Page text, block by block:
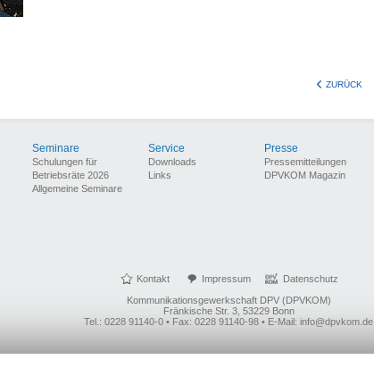
ZURÜCK
Seminare
Schulungen für
Betriebsräte 2026
Allgemeine Seminare
Service
Downloads
Links
Presse
Pressemitteilungen
DPVKOM Magazin
Kontakt Impressum
Datenschutz
Kommunikationsgewerkschaft DPV (DPVKOM)
Fränkische Str. 3, 53229 Bonn
Tel.: 0228 91140-0 • Fax: 0228 91140-98 • E-Mail: info@dpvkom.de